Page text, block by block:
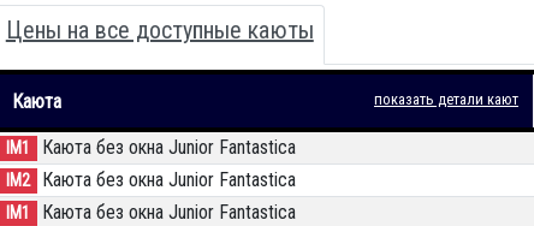
Цены на все доступные каюты
Каюта показать детали кают
IM1 Каюта без окна Junior Fantastica
IM2 Каюта без окна Junior Fantastica
IM1 Каюта без окна Junior Fantastica